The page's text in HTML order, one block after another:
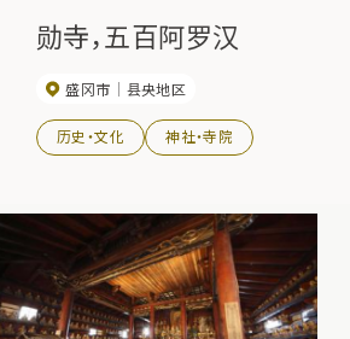
勋寺，五百阿罗汉
盛冈市 县央地区
历史・文化 神社・寺院